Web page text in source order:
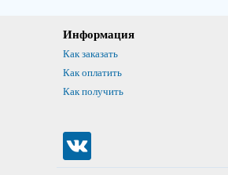
Информация
Как заказать
Как оплатить
Как получить